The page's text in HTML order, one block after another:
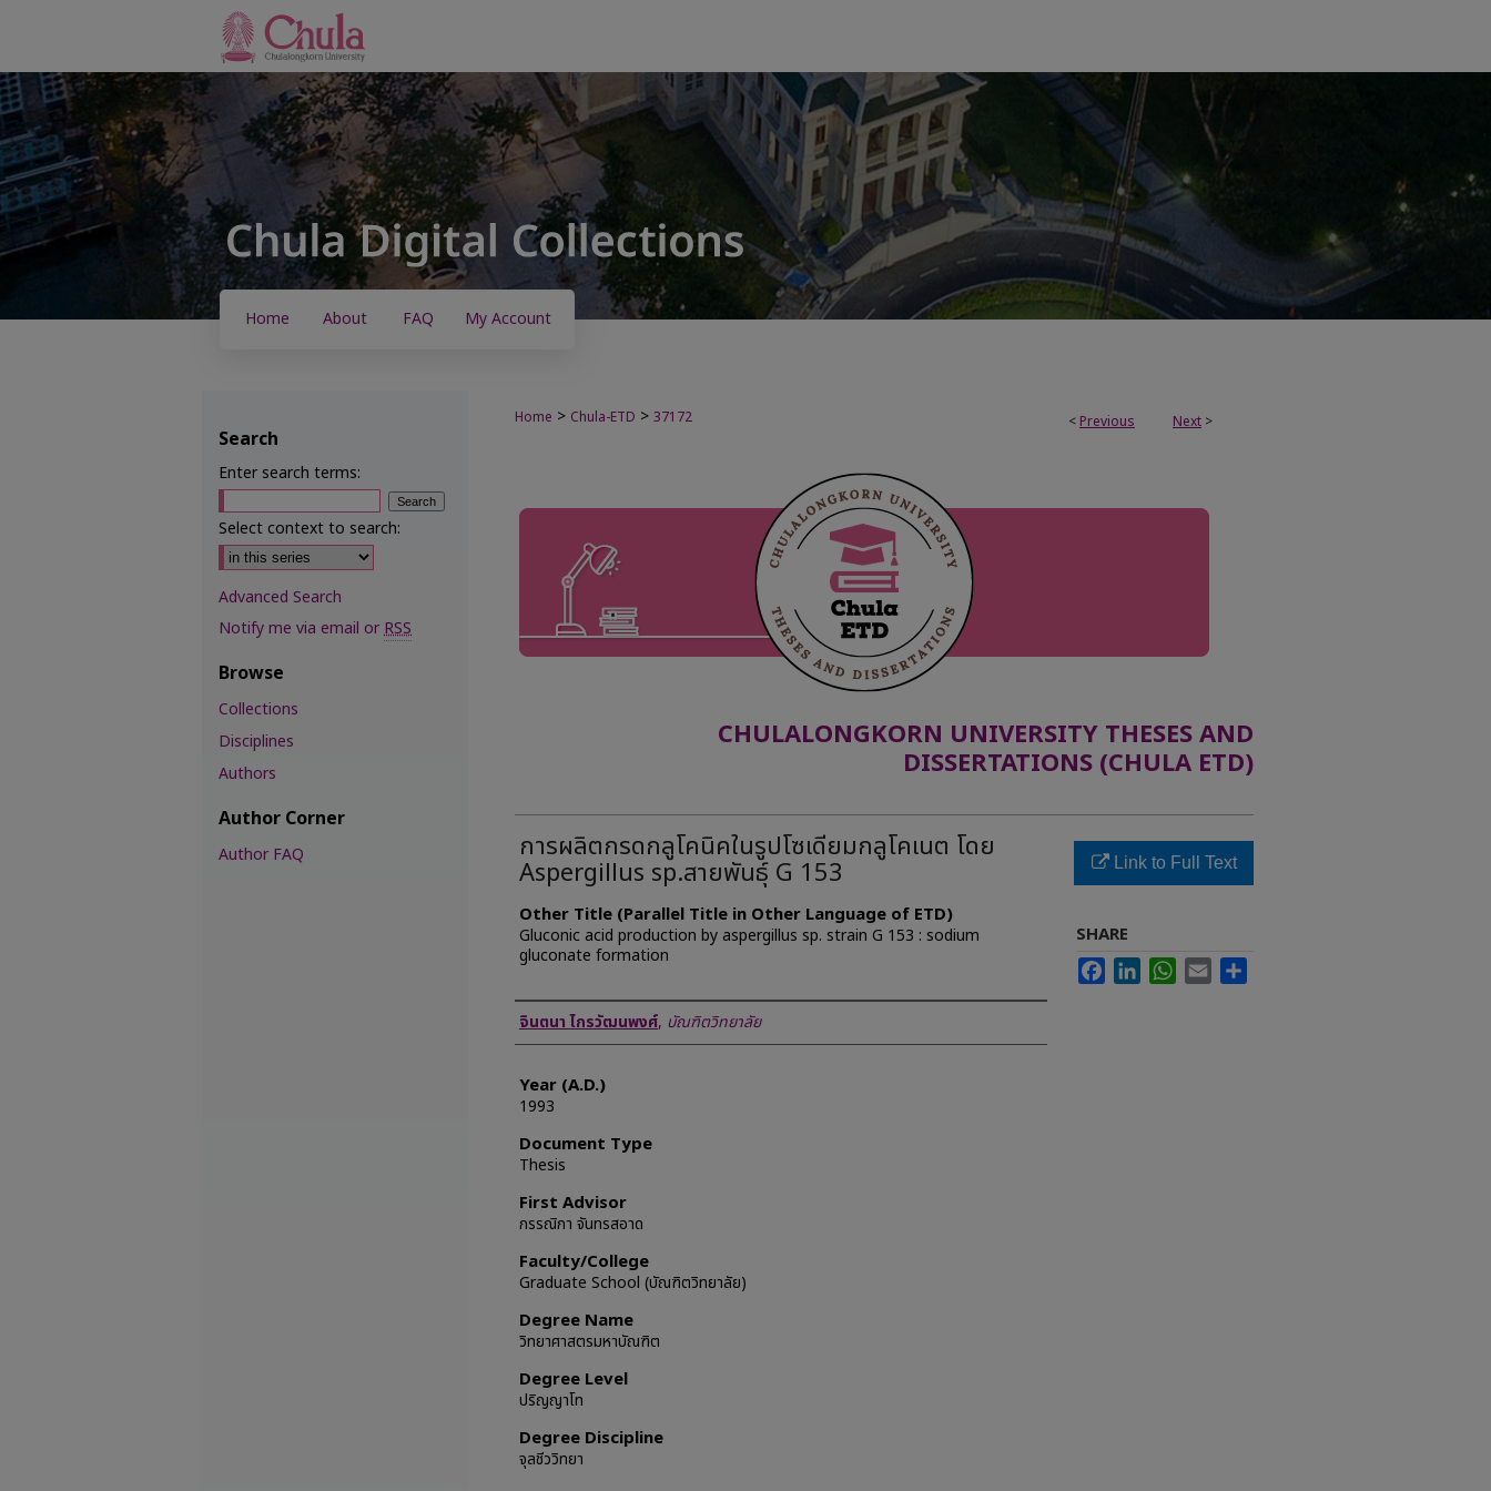
Home About FAQ My Account
< Previous Next >
Home > Chula-ETD > 37172
CHULALONGKORN UNIVERSITY THESES AND
DISSERTATIONS (CHULA ETD)
การผลิตกรดกลูโคนิคในรูปโซเดียมกลูโคเนต โดย
Aspergillus sp.สายพันธุ์ G 153
Other Title (Parallel Title in Other Language of ETD)
Gluconic acid production by aspergillus sp. strain G 153 : sodium
gluconate formation
Author
จินตนา ไกรวัฒนพงศ์, บัณฑิตวิทยาลัย
Year (A.D.)
1993
Document Type
Thesis
First Advisor
กรรณิกา จันทรสอาด
Faculty/College
Graduate School (บัณฑิตวิทยาลัย)
Degree Name
วิทยาศาสตรมหาบัณฑิต
Degree Level
ปริญญาโท
Degree Discipline
จุลชีววิทยา
Link to Full Text
SHARE
FacebookLinkedInWhatsApp
Email
Search
Enter search terms:
Select context to search:
Advanced Search
Notify me via email or RSS
Browse
Collections
Disciplines
Authors
Author Corner
Author FAQ